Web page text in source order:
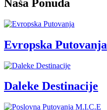
Naša Ponuda
Evropska Putovanja
Daleke Destinacije